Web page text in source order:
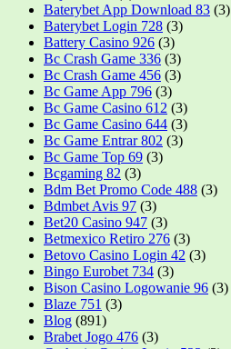
Baterybet App Download 83 (3)
Baterybet Login 728 (3)
Battery Casino 926 (3)
Bc Crash Game 336 (3)
Bc Crash Game 456 (3)
Bc Game App 796 (3)
Bc Game Casino 612 (3)
Bc Game Casino 644 (3)
Bc Game Entrar 802 (3)
Bc Game Top 69 (3)
Bcgaming 82 (3)
Bdm Bet Promo Code 488 (3)
Bdmbet Avis 97 (3)
Bet20 Casino 947 (3)
Betmexico Retiro 276 (3)
Betovo Casino Login 42 (3)
Bingo Eurobet 734 (3)
Bison Casino Logowanie 96 (3)
Blaze 751 (3)
Blog (891)
Brabet Jogo 476 (3)